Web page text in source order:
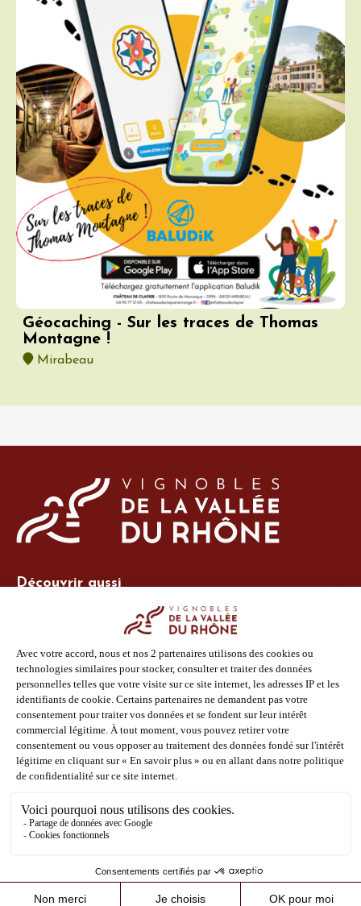
Géocaching - Sur les traces de Thomas
Montagne !
Mirabeau
Découvrir aussi
Espace adhérent
Espace presse
Phototèque
Suivez-nous
Facebook
Instagram
Pinterest
Youtube
Mentions légales Politique de confidentialité